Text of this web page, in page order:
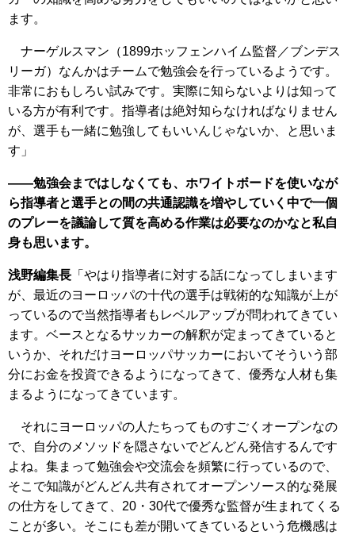
ます。
ナーゲルスマン（1899ホッフェンハイム監督／ブンデス
リーガ）なんかはチームで勉強会を行っているようです。
非常におもしろい試みです。実際に知らないよりは知って
いる方が有利です。指導者は絶対知らなければなりません
が、選手も一緒に勉強してもいいんじゃないか、と思いま
す」
――勉強会まではしなくても、ホワイトボードを使いなが
ら指導者と選手との間の共通認識を増やしていく中で一個
のプレーを議論して質を高める作業は必要なのかなと私自
身も思います。
浅野編集長 「やはり指導者に対する話になってしまいます
が、最近のヨーロッパの十代の選手は戦術的な知識が上が
っているので当然指導者もレベルアップが問われてきてい
ます。ベースとなるサッカーの解釈が定まってきていると
いうか、それだけヨーロッパサッカーにおいてそういう部
分にお金を投資できるようになってきて、優秀な人材も集
まるようになってきています。
それにヨーロッパの人たちってものすごくオープンなの
で、自分のメソッドを隠さないでどんどん発信するんです
よね。集まって勉強会や交流会を頻繁に行っているので、
そこで知識がどんどん共有されてオープンソース的な発展
の仕方をしてきて、20・30代で優秀な監督が生まれてくる
ことが多い。そこにも差が開いてきているという危機感は